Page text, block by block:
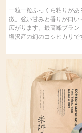
一粒一粒ふっくら粘りがあ
徴。強い甘みと香りが口い
広がります。最高峰ブラン
塩沢産の幻のコシヒカリで